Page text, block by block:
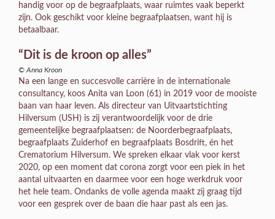
handig voor op de begraafplaats, waar ruimtes vaak beperkt
zijn. Ook geschikt voor kleine begraafplaatsen, want hij is
betaalbaar.
“Dit is de kroon op alles”
© Anna Kroon
Na een lange en succesvolle carrière in de internationale
consultancy, koos Anita van Loon (61) in 2019 voor de mooiste
baan van haar leven. Als directeur van Uitvaartstichting
Hilversum (USH) is zij verantwoordelijk voor de drie
gemeentelijke begraafplaatsen: de Noorderbegraafplaats,
begraafplaats Zuiderhof en begraafplaats Bosdrift, én het
Crematorium Hilversum. We spreken elkaar vlak voor kerst
2020, op een moment dat corona zorgt voor een piek in het
aantal uitvaarten en daarmee voor een hoge werkdruk voor
het hele team. Ondanks de volle agenda maakt zij graag tijd
voor een gesprek over de baan die haar past als een jas.